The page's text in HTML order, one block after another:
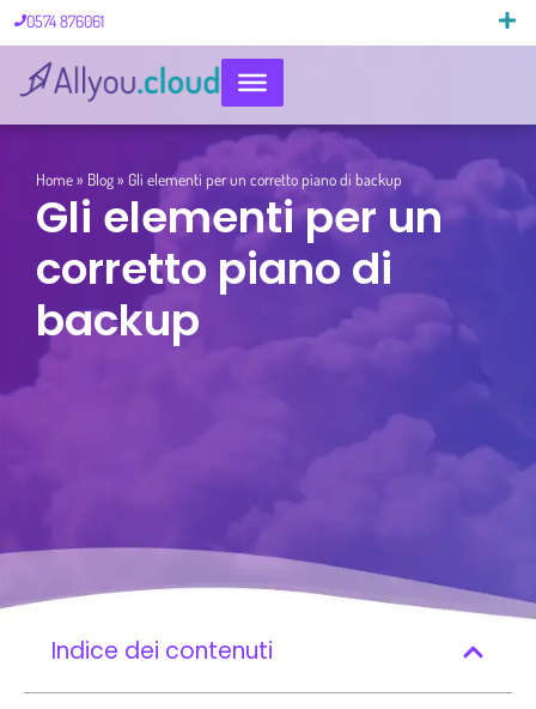
0574 876061
Home» Blog» Gli elementi per un corretto piano di backup
Gli elementi per un
corretto piano di
backup
Indice dei contenuti